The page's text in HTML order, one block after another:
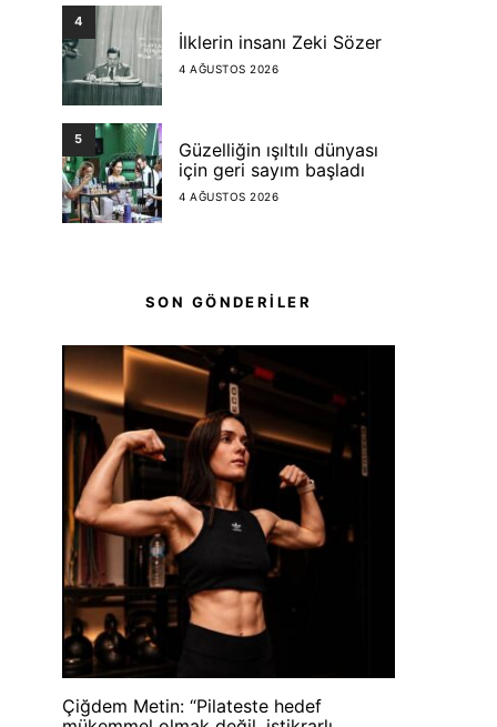
4
İlklerin insanı Zeki Sözer
4 AĞUSTOS 2026
5
Güzelliğin ışıltılı dünyası
için geri sayım başladı
4 AĞUSTOS 2026
SON GÖNDERİLER
Çiğdem Metin: “Pilateste hedef